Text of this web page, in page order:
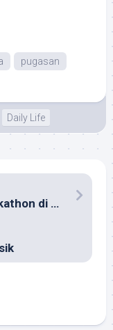
pugasan
Daily Life
Diundang ke Mozilla l10n Hackathon di Bangkok